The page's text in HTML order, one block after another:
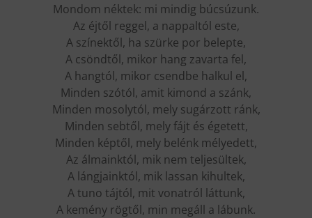
Mondom néktek: mi mindig búcsúzunk.
Az éjtől reggel, a nappaltól este,
A színektől, ha szürke por belepte,
A csöndtől, mikor hang zavarta fel,
A hangtól, mikor csendbe halkul el,
Minden szótól, amit kimond a szánk,
Minden mosolytól, mely sugárzott ránk,
Minden sebtől, mely fájt és égetett,
Minden képtől, mely belénk mélyedett,
Az álmainktól, mik nem teljesültek,
A lángjainktól, mik lassan kihultek,
A tuno tájtól, mit vonatról láttunk,
A kemény rögtől, min megáll a lábunk.